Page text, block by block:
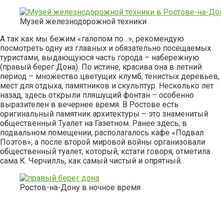
Музей железнодорожной техники
А так как мы бежим «галопом по…», рекомендую
посмотреть одну из главных и обязательно посещаемых
туристами, выдающуюся часть города – набережную
(правый берег Дона). По истине, красива она в летний
период – множество цветущих клумб, тенистых деревьев,
мест для отдыха, памятников и скульптур. Несколько лет
назад, здесь открыли пляшущий фонтан – особенно
выразителен в вечернее время. В Ростове есть
оригинальный памятник архитектуры – это знаменитый
общественный Туалет на Газетном. Ранее здесь, в
подвальном помещении, располагалось кафе «Подвал
Поэтов», а после второй мировой войны организовали
общественный туалет, который, кстати говоря, отметила
сама К. Черчилль, как самый чистый и опрятный.
Ростов-на-Дону в ночное время